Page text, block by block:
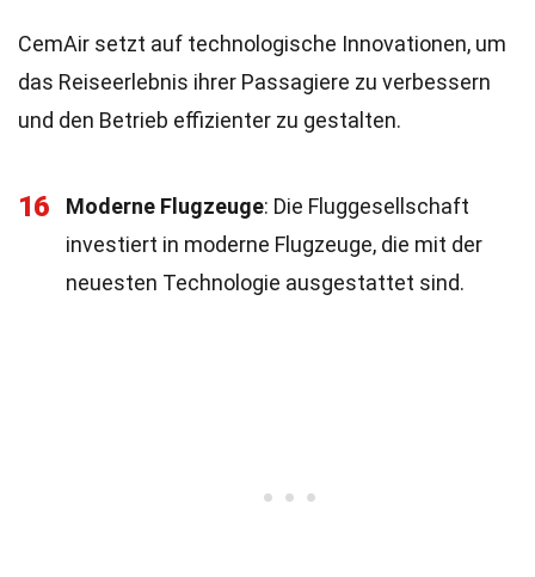
CemAir setzt auf technologische Innovationen, um
das Reiseerlebnis ihrer Passagiere zu verbessern
und den Betrieb effizienter zu gestalten.
16 Moderne Flugzeuge: Die Fluggesellschaft
investiert in moderne Flugzeuge, die mit der
neuesten Technologie ausgestattet sind.